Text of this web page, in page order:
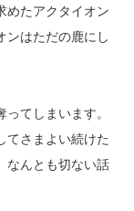
めたアクタイオン
ンはただの鹿にし
てしまいます。
てさまよい続けた
なんとも切ない話